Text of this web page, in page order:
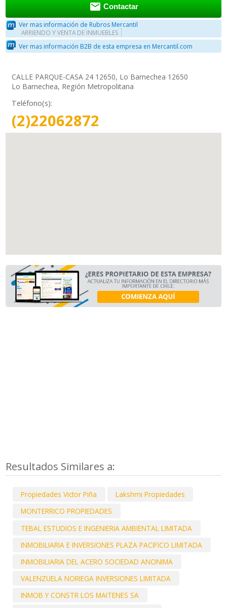
 Contactar
Ver mas información de Rubros Mercantil
ARRIENDO Y VENTA DE INMUEBLES
Ver mas información B2B de esta empresa en Mercantil.com
CALLE PARQUE-CASA 24 12650, Lo Barnechea 12650
Lo Barnechea, Región Metropolitana
Teléfono(s):
(2)22062872
Resultados Similares a:
Propiedades Victor Piña
Lakshmi Propiedades
MONTERRICO PROPIEDADES
TEBAL ESTUDIOS E INGENIERIA AMBIENTAL LIMITADA
INMOBILIARIA E INVERSIONES PLAZA PACIFICO LIMITADA
INMOBILIARIA DEL ACERO SOCIEDAD ANONIMA
VALENZUELA NORIEGA INVERSIONES LIMITADA
INMOB Y CONSTR LOS MAITENES SA